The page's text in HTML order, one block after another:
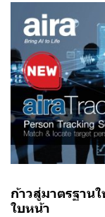
ก้าวสู่มาตรฐาน
ใบหน้า